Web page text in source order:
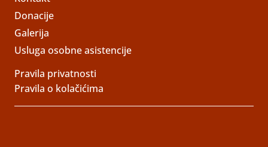
Donacije
Galerija
Usluga osobne asistencije
Pravila privatnosti
Pravila o kolačićima